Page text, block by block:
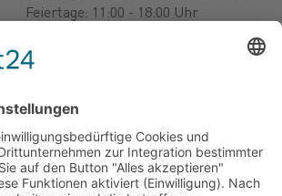
Feiertage: 11:00 - 18:00 Uhr